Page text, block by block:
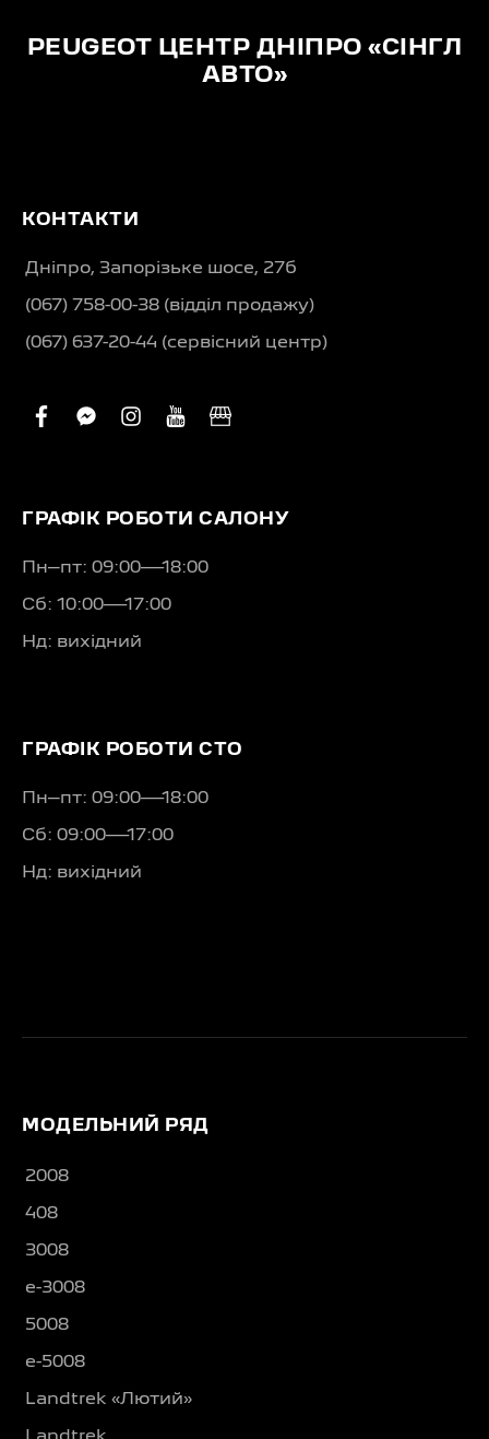
PEUGEOT ЦЕНТР ДНІПРО «СІНГЛ
АВТО»
КОНТАКТИ
Дніпро, Запорізьке шосе, 27б
(067) 758-00-38 (вiддiл продажу)
(067) 637-20-44 (сервісний центр)
facebook
facebook-
instagram
youtube
business
ГРАФІК РОБОТИ САЛОНУ
Пн–пт: 09:00—18:00
Сб: 10:00—17:00
Нд: вихідний
ГРАФІК РОБОТИ СТО
Пн–пт: 09:00—18:00
Сб: 09:00—17:00
Нд: вихідний
МОДЕЛЬНИЙ РЯД
2008
408
3008
e-3008
5008
e-5008
Landtrek «Лютий»